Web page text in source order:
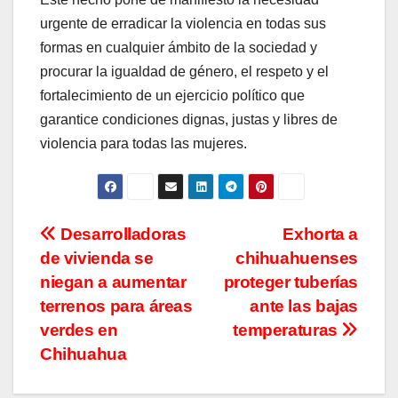
urgente de erradicar la violencia en todas sus
formas en cualquier ámbito de la sociedad y
procurar la igualdad de género, el respeto y el
fortalecimiento de un ejercicio político que
garantice condiciones dignas, justas y libres de
violencia para todas las mujeres.
Navegación
de
entradas
Exhorta a
chihuahuenses
proteger tuberías
ante las bajas
temperaturas
Desarrolladoras
de vivienda se
niegan a aumentar
terrenos para áreas
verdes en
Chihuahua